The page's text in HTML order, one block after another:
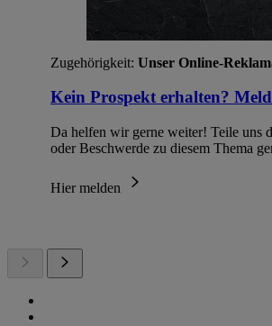
Zugehörigkeit: Unser Online-
Kein Prospekt erhalten?
Da helfen wir gerne weiter! Teile uns
oder Beschwerde zu diesem Thema
Hier melden